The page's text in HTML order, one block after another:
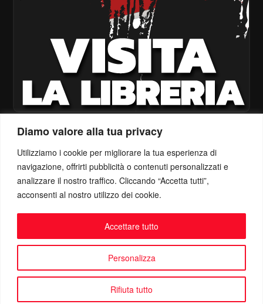
Diamo valore alla tua privacy
Utilizziamo i cookie per migliorare la tua esperienza di
navigazione, offrirti pubblicità o contenuti personalizzati e
analizzare il nostro traffico. Cliccando “Accetta tutti”,
acconsenti al nostro utilizzo dei cookie.
Personalizza
Rifiuta tutto
Accettare tutto